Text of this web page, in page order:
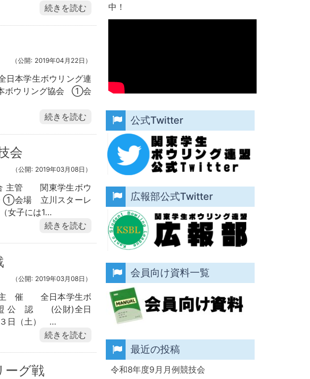
続きを読む
（公開: 2019年04月22日）
日本学生ボウリング連
本ボウリング協会 ①会
続きを読む
会
（公開: 2019年03月08日）
主管 関東学生ボウ
①会場 立川スターレ
女子には1…
続きを読む
（公開: 2019年03月08日）
主 催 全日本学生ボ
盟 公 認 (公財)全日
日（土） …
続きを読む
ーグ戦
中！
公式Twitter
広報部公式Twitter
会員向け資料一覧
最近の投稿
令和8年度9月月例競技会